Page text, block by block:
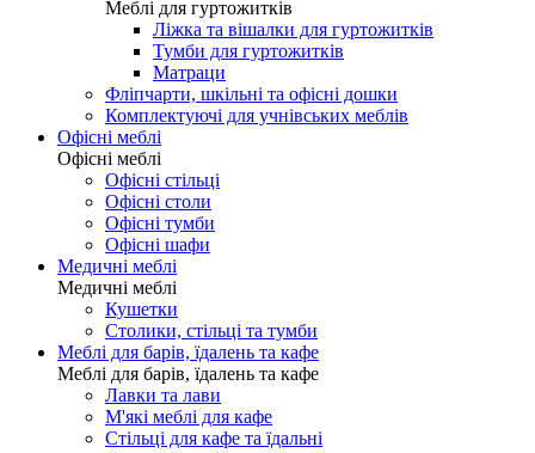
Меблі для гуртожитків
Ліжка та вішалки для гуртожитків
Тумби для гуртожитків
Матраци
Фліпчарти, шкільні та офісні дошки
Комплектуючі для учнівських меблів
Офісні меблі
Офісні меблі
Офісні стільці
Офісні столи
Офісні тумби
Офісні шафи
Медичні меблі
Медичні меблі
Кушетки
Столики, стільці та тумби
Меблі для барів, їдалень та кафе
Меблі для барів, їдалень та кафе
Лавки та лави
М'які меблі для кафе
Стільці для кафе та їдальні